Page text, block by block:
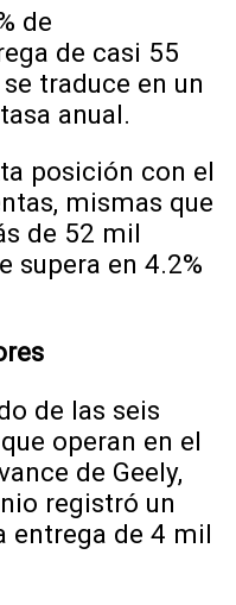
de
de casi 55
traduce en un
anual.
posición con el
mismas que
de 52 mil
supera en 4.2%
de las seis
operan en el
de Geely,
registró un
entrega de 4 mil